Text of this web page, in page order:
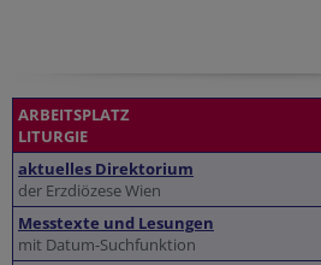
ARBEITSPLATZ
LITURGIE
aktuelles Direktorium
der Erzdiözese Wien
Messtexte und Lesungen
mit Datum-Suchfunktion